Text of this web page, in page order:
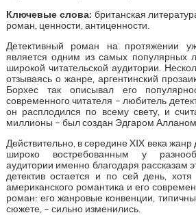
Ключевые слова: британская
роман, ценности, антиценности.
Детективный роман на протяжении
является одним из самых популярных
широкой читательской аудитории.
отзываясь о жанре, аргентинский
Борхес так описывал его
современного читателя – любитель
он расплодился по всему свету, и
миллионы – был создан Эдгаром Алланом
Действительно, в середине XIX века жанр
широко востребованным у
аудитории именно благодаря рассказам
детектив остается и по сей день,
американского романтика и его
роман: его жанровые конвенции,
сюжете, – сильно изменились.